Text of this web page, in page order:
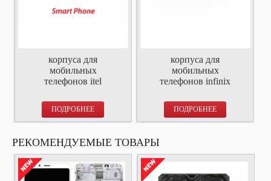
корпуса для
мобильных
телефонов itel
ПОДРОБНЕЕ
корпуса для
мобильных
телефонов infinix
ПОДРОБНЕЕ
РЕКОМЕНДУЕМЫЕ ТОВАРЫ